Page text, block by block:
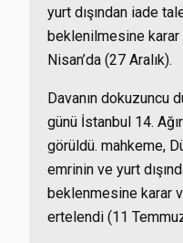
yurt dışından iade
beklenilmesine karar
Nisan’da (27 Aralık).
Davanın dokuzuncu
günü İstanbul 14.
görüldü. mahkeme,
emrinin ve yurt
beklenmesine karar
ertelendi (11